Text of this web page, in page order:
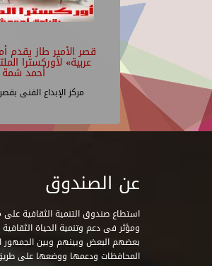
قصر الأمير طاز يقدم
عربية» لأوركسترا
أحمد شمة
مركز الإبداع الفنى
عن الصندوق
ومؤثر فى دعم وتنمية الحياة
بعضهم البعض وبينهم وبين
المحافظات ودعمها ووضعها على طريق